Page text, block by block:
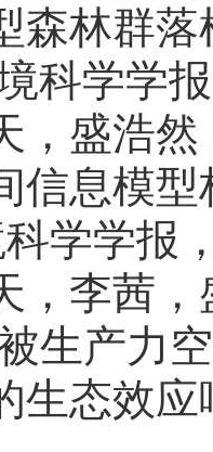
森林群
科学学报
，盛浩
信息模
学学报，
，李茜
生产力
生态效应